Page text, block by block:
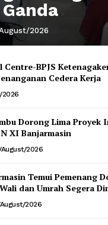
2026
Centre-BPJS
Cedera Kerja
2026
Dorong Lima
XI Banjarmasin
2026
Temui Pemenang
dan Umrah Segera
2026